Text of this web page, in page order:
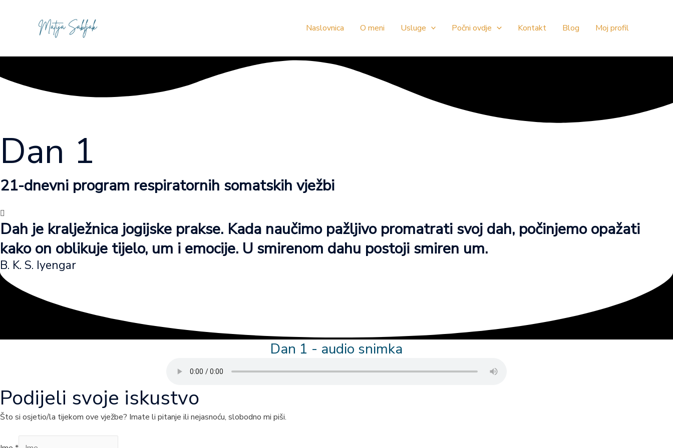
Naslovnica O meni Usluge Počni ovdje Kontakt Blog Moj profil
Dan 1
21-dnevni program respiratornih somatskih vježbi
Dah je kralježnica jogijske prakse. Kada naučimo pažljivo promatrati svoj dah, počinjemo opažati
kako on oblikuje tijelo, um i emocije. U smirenom dahu postoji smiren um.
B. K. S. Iyengar
Dan 1 - audio snimka
Podijeli svoje iskustvo
Što si osjetio/la tijekom ove vježbe? Imate li pitanje ili nejasnoću, slobodno mi piši.